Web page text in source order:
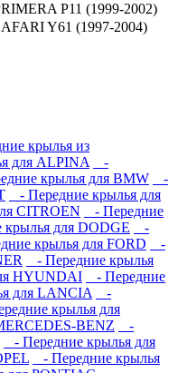
P11 (1999-2002)
Y61 (1997-2004)
крылья из
для ALPINA
-
крылья для BMW
-
- Передние крылья для
CITROEN
- Передние
для DODGE
-
крылья для FORD
-
- Передние крылья
HYUNDAI
- Передние
для LANCIA
-
крылья для
BENZ
-
- Передние крылья для
- Передние крылья